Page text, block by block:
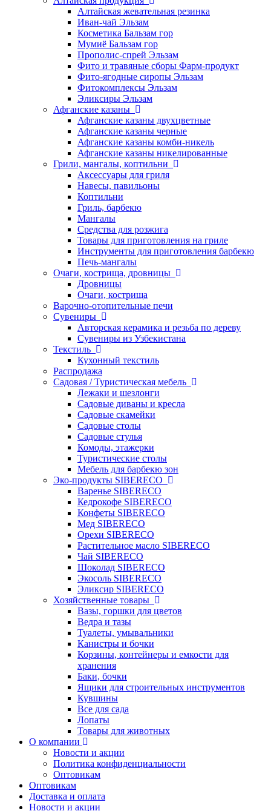
Алтайская жевательная резинка
Иван-чай Эльзам
Косметика Бальзам гор
Мумиё Бальзам гор
Прополис-спрей Эльзам
Фито и травяные сборы Фарм-продукт
Фито-ягодные сиропы Эльзам
Фитокомплексы Эльзам
Эликсиры Эльзам
Афганские казаны
Афганские казаны двухцветные
Афганские казаны черные
Афганские казаны комби-никель
Афганские казаны никелированные
Грили, мангалы, коптильни
Аксессуары для гриля
Навесы, павильоны
Коптильни
Гриль, барбекю
Мангалы
Средства для розжига
Товары для приготовления на гриле
Инструменты для приготовления барбекю
Печь-мангалы
Очаги, кострища, дровницы
Дровницы
Очаги, кострища
Варочно-отопительные печи
Сувениры
Авторская керамика и резьба по дереву
Сувениры из Узбекистана
Текстиль
Кухонный текстиль
Распродажа
Садовая / Туристическая мебель
Лежаки и шезлонги
Садовые диваны и кресла
Садовые скамейки
Садовые столы
Садовые стулья
Комоды, этажерки
Туристические столы
Мебель для барбекю зон
Эко-продукты SIBERECO
Варенье SIBERECO
Кедрокофе SIBERECO
Конфеты SIBERECO
Мед SIBERECO
Орехи SIBERECO
Растительное масло SIBERECO
Чай SIBERECO
Шоколад SIBERECO
Экосоль SIBERECO
Эликсир SIBERECO
Хозяйственные товары
Вазы, горшки для цветов
Ведра и тазы
Туалеты, умывальники
Канистры и бочки
Корзины, контейнеры и емкости для
хранения
Баки, бочки
Ящики для строительных инструментов
Кувшины
Все для сада
Лопаты
Товары для животных
О компании
Новости и акции
Политика конфиденциальности
Оптовикам
Оптовикам
Доставка и оплата
Новости и акции